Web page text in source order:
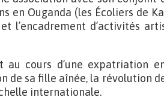
en Ouganda (les Écoliers de
l’encadrement d’activités
au cours d’une expatriation
de sa fille aînée, la révolution
internationale.